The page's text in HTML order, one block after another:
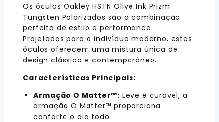
Os óculos Oakley HSTN Olive Ink Prizm
Tungsten Polarizados são a combinação
perfeita de estilo e performance.
Projetados para o indivíduo moderno, estes
óculos oferecem uma mistura única de
design clássico e contemporâneo.
Características Principais:
Armação O Matter™: Leve e durável, a
armação O Matter™ proporciona
conforto o dia todo.